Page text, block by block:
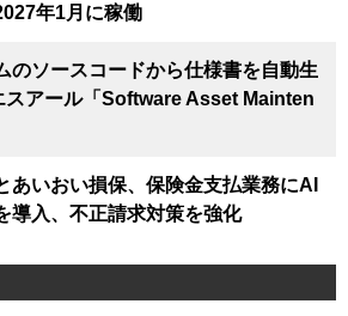
年1月に稼働
のソースコードから仕様書を自動生
スアール「Software Asset Mainten
あいおい損保、保険金支払業務にAI
導入、不正請求対策を強化